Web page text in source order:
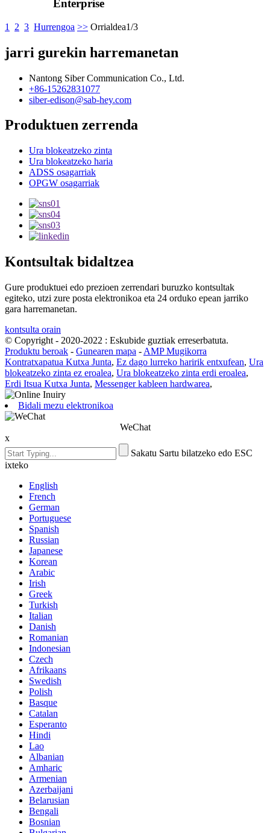
Enterprise
1 2 3 Hurrengoa >> Orrialdea1/3
jarri gurekin harremanetan
Nantong Siber Communication Co., Ltd.
+86-15262831077
siber-edison@sab-hey.com
Produktuen zerrenda
Ura blokeatzeko zinta
Ura blokeatzeko haria
ADSS osagarriak
OPGW osagarriak
Kontsultak bidaltzea
Gure produktuei edo prezioen zerrendari buruzko kontsultak
egiteko, utzi zure posta elektronikoa eta 24 orduko epean jarriko
gara harremanetan.
kontsulta orain
© Copyright - 2020-2022 : Eskubide guztiak erreserbatuta.
Produktu beroak - Gunearen mapa - AMP Mugikorra
Kontratxapatua Kutxa Junta, Ez dago lurreko haririk entxufean, Ura
blokeatzeko zinta ez eroalea, Ura blokeatzeko zinta erdi eroalea,
Erdi Itsua Kutxa Junta, Messenger kableen hardwarea,
Bidali mezu elektronikoa
WeChat
x
Sakatu Sartu bilatzeko edo ESC
ixteko
English
French
German
Portuguese
Spanish
Russian
Japanese
Korean
Arabic
Irish
Greek
Turkish
Italian
Danish
Romanian
Indonesian
Czech
Afrikaans
Swedish
Polish
Basque
Catalan
Esperanto
Hindi
Lao
Albanian
Amharic
Armenian
Azerbaijani
Belarusian
Bengali
Bosnian